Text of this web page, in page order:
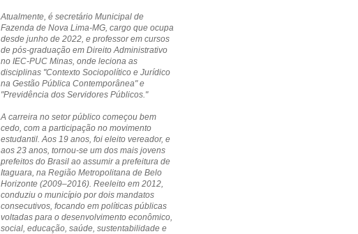
Atualmente, é secretário Municipal de
Fazenda de Nova Lima-MG, cargo que ocupa
desde junho de 2022, e professor em cursos
de pós-graduação em Direito Administrativo
no IEC-PUC Minas, onde leciona as
disciplinas "Contexto Sociopolítico e Jurídico
na Gestão Pública Contemporânea" e
"Previdência dos Servidores Públicos."
A carreira no setor público começou bem
cedo, com a participação no movimento
estudantil. Aos 19 anos, foi eleito vereador, e
aos 23 anos, tornou-se um dos mais jovens
prefeitos do Brasil ao assumir a prefeitura de
Itaguara, na Região Metropolitana de Belo
Horizonte (2009–2016). Reeleito em 2012,
conduziu o município por dois mandatos
consecutivos, focando em políticas públicas
voltadas para o desenvolvimento econômico,
social, educação, saúde, sustentabilidade e